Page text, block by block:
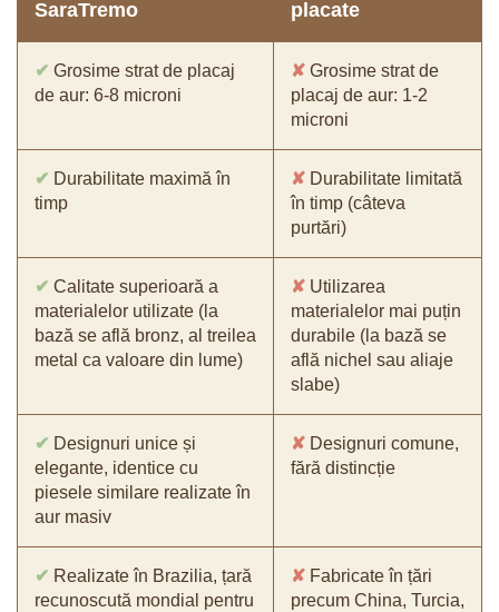
SaraTremo
placate
✔ Grosime strat de placaj
de aur: 6-8 microni
✘ Grosime strat de
placaj de aur: 1-2
microni
✔ Durabilitate maximă în
timp
✘ Durabilitate limitată
în timp (câteva
purtări)
✔ Calitate superioară a
materialelor utilizate (la
bază se află bronz, al treilea
metal ca valoare din lume)
✘ Utilizarea
materialelor mai puțin
durabile (la bază se
află nichel sau aliaje
slabe)
✔ Designuri unice și
elegante, identice cu
piesele similare realizate în
aur masiv
✘ Designuri comune,
fără distincție
✔ Realizate în Brazilia, țară
recunoscută mondial pentru
✘ Fabricate în țări
precum China, Turcia,